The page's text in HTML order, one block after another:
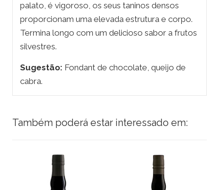
palato, é vigoroso, os seus taninos densos
proporcionam uma elevada estrutura e corpo.
Termina longo com um delicioso sabor a frutos
silvestres.
Sugestão: Fondant de chocolate, queijo de
cabra.
Também poderá estar interessado em: